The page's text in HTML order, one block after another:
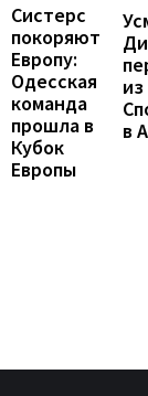
Систерс
покоряют
Европу:
Одесская
команда
прошла в
Кубок
Европы
из
в